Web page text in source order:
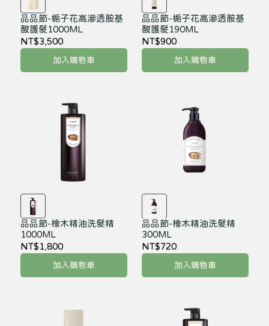
品品節-梔子花高滲透胺基
酸護髮1000ML
NT$3,500
加入購物車
品品節-梔子花高滲透胺基
酸護髮190ML
NT$900
加入購物車
品品節-檜木精油洗髮精
1000ML
NT$1,800
加入購物車
品品節-檜木精油洗髮精
300ML
NT$720
加入購物車